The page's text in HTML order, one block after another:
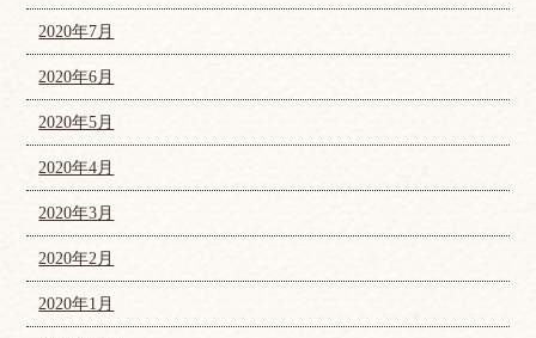
2020年7月
2020年6月
2020年5月
2020年4月
2020年3月
2020年2月
2020年1月